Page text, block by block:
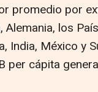
promedio por
Alemania, los
India, México y
per cápita